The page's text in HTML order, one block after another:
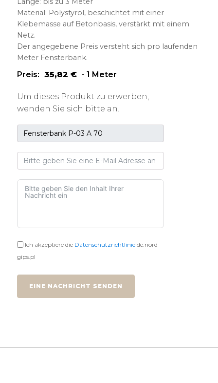
Material: Polystyrol, beschichtet mit einer
Klebemasse auf Betonbasis, verstärkt mit einem
Netz.
Der angegebene Preis versteht sich pro laufenden
Meter Fensterbank.
Preis: 35,82 € - 1 Meter
Um dieses Produkt zu erwerben,
wenden Sie sich bitte an.
Ich akzeptiere die Datenschutzrichtlinie de.nord-
gips.pl
EINE NACHRICHT SENDEN